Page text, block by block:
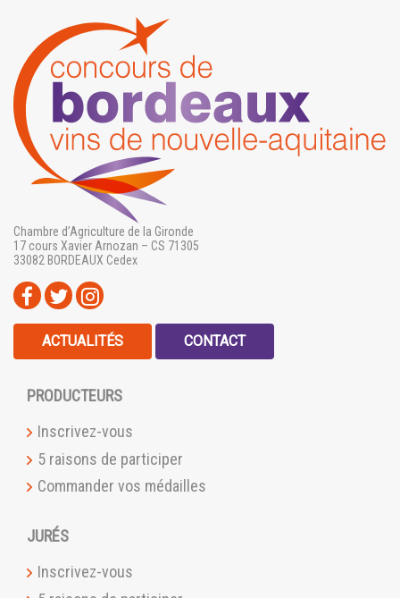
Chambre d’Agriculture de la Gironde
17 cours Xavier Arnozan – CS 71305
33082 BORDEAUX Cedex
ACTUALITÉS CONTACT
PRODUCTEURS
Inscrivez-vous
5 raisons de participer
Commander vos médailles
JURÉS
Inscrivez-vous